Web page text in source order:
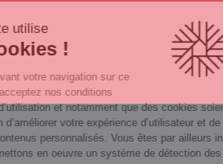
Notre site utilise
les Cookies !
En poursuivant votre navigation sur ce
site, vous acceptez nos conditions
générales d’utilisation et notamment
utilisés afin d’améliorer votre expérience
offrir des contenus personnalisés. Vous
que nous mettons en oeuvre un système